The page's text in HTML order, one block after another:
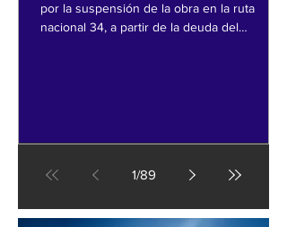
por la suspensión de la obra en la ruta
nacional 34, a partir de la deuda del
1/89